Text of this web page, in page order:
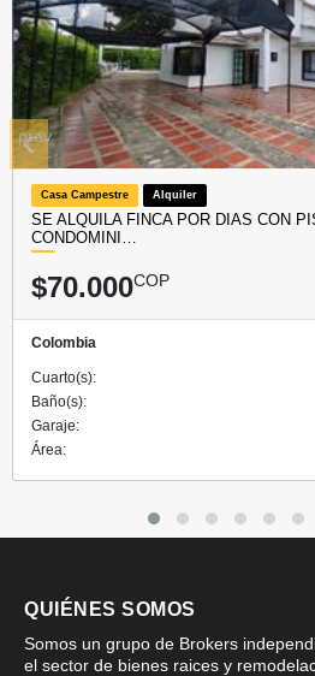
Casa Campestre Alquiler
SE ALQUILA FINCA POR DIAS CON
CONDOMINI…
$70.000COP
Colombia
Cuarto(s):
Baño(s):
Garaje:
Área:
prev
QUIÉNES SOMOS
Somos un grupo de Brokers
el sector de bienes raices y